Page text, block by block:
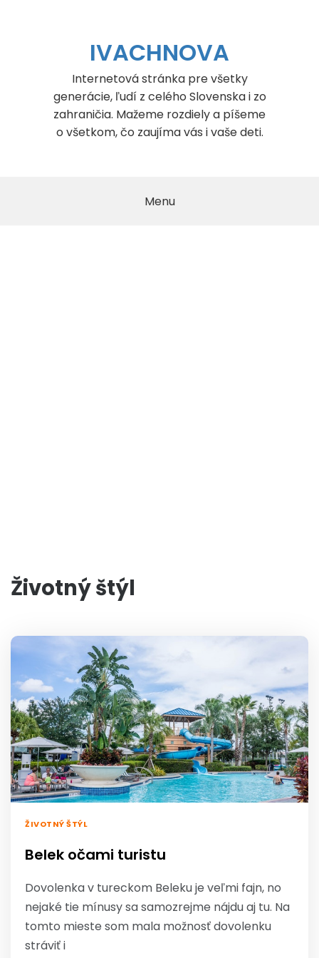
IVACHNOVA
Internetová stránka pre všetky
generácie, ľudí z celého Slovenska i zo
zahraničia. Mažeme rozdiely a píšeme
o všetkom, čo zaujíma vás i vaše deti.
Menu
Životný štýl
ŽIVOTNÝ ŠTÝL
Belek očami turistu
Dovolenka v tureckom Beleku je veľmi fajn, no
nejaké tie mínusy sa samozrejme nájdu aj tu. Na
tomto mieste som mala možnosť dovolenku
stráviť i